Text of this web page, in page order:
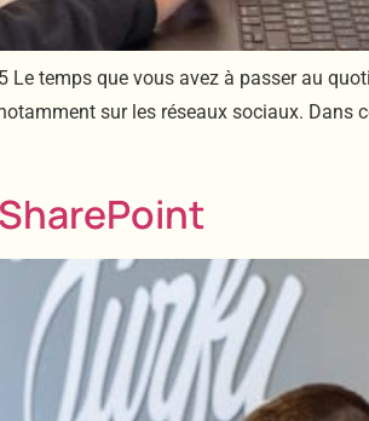
Le temps que vous avez à passer au
sur les réseaux sociaux. Dans